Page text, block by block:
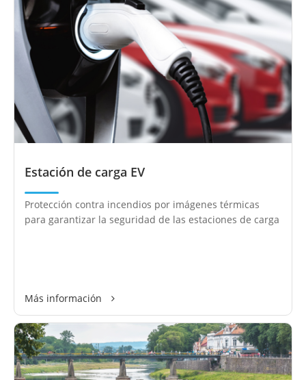
Estación de carga EV
Protección contra incendios por imágenes térmicas
para garantizar la seguridad de las estaciones de carga
Más información